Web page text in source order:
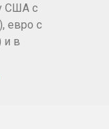
США с
евро с
и в